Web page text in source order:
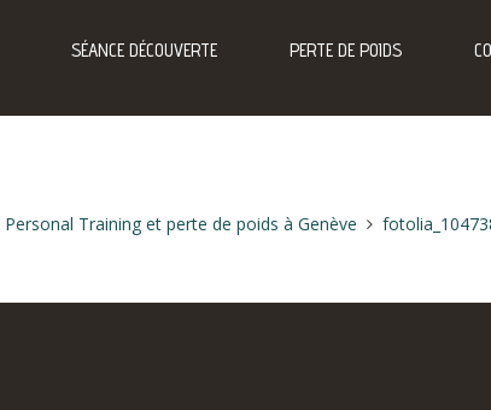
SÉANCE DÉCOUVERTE PERTE DE POIDS
Personal Training et perte de poids à Genève